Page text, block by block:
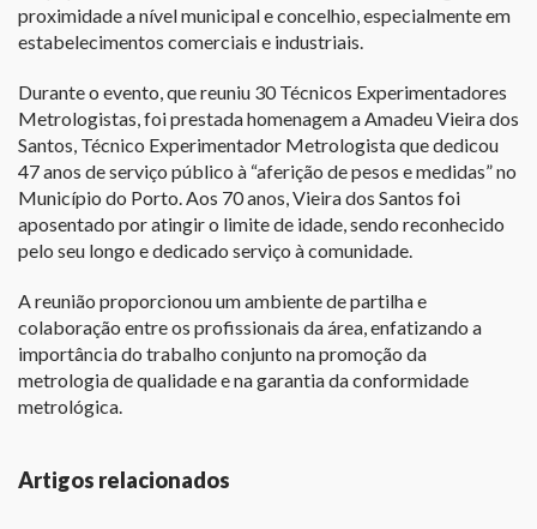
proximidade a nível municipal e concelhio, especialmente em
estabelecimentos comerciais e industriais.
Durante o evento, que reuniu 30 Técnicos Experimentadores
Metrologistas, foi prestada homenagem a Amadeu Vieira dos
Santos, Técnico Experimentador Metrologista que dedicou
47 anos de serviço público à “aferição de pesos e medidas” no
Município do Porto. Aos 70 anos, Vieira dos Santos foi
aposentado por atingir o limite de idade, sendo reconhecido
pelo seu longo e dedicado serviço à comunidade.
A reunião proporcionou um ambiente de partilha e
colaboração entre os profissionais da área, enfatizando a
importância do trabalho conjunto na promoção da
metrologia de qualidade e na garantia da conformidade
metrológica.
Artigos relacionados